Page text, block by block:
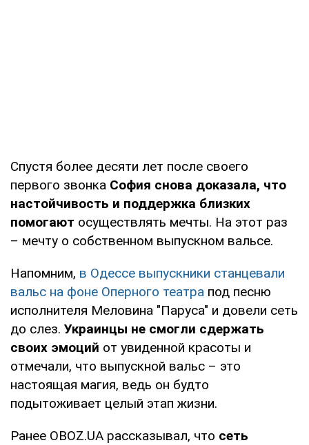
Спустя более десяти лет после своего
первого звонка София снова доказала, что
настойчивость и поддержка близких
помогают осуществлять мечты. На этот раз
– мечту о собственном выпускном вальсе.
Напомним, в Одессе выпускники станцевали
вальс на фоне Оперного театра под песню
исполнителя Меловина "Паруса" и довели сеть
до слез. Украинцы не смогли сдержать
своих эмоций от увиденной красоты и
отмечали, что выпускной вальс – это
настоящая магия, ведь он будто
подытоживает целый этап жизни.
Ранее OBOZ.UA рассказывал, что сеть